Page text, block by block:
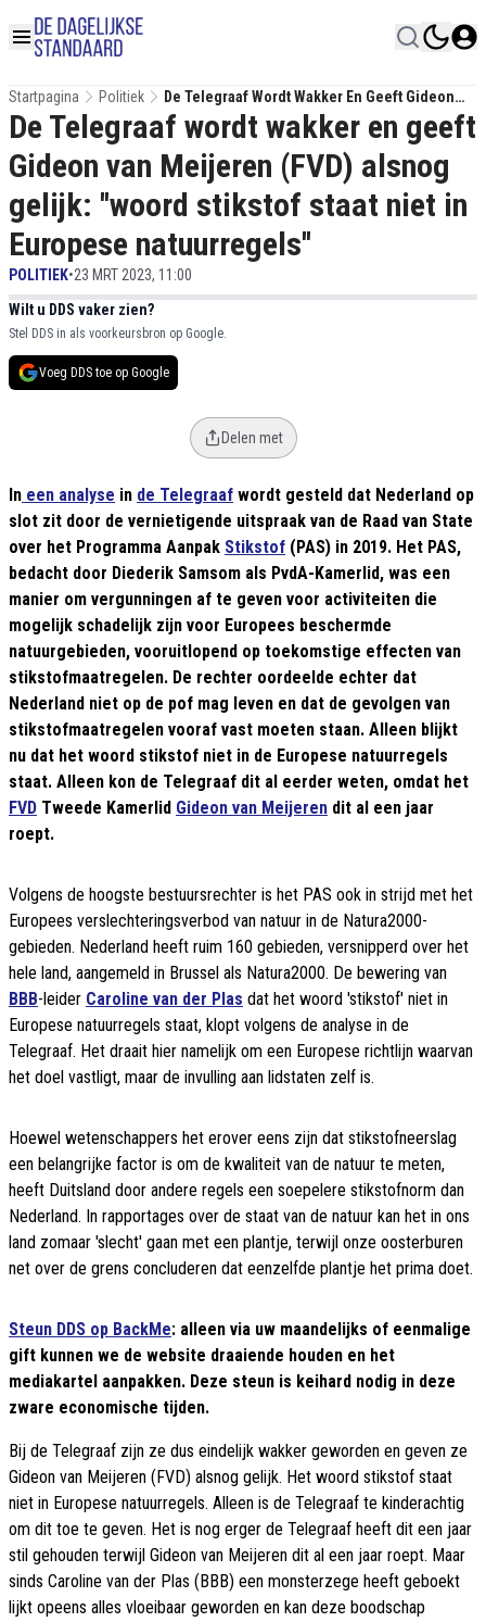
Startpagina Politiek
De Telegraaf Wordt Wakker En Geeft Gideon
Van Meijeren (FVD) Alsnog Gelijk: ''woord
Stikstof Staat Niet In Europese Natuurregels''
De Telegraaf wordt wakker en geeft
Gideon van Meijeren (FVD) alsnog
gelijk: ''woord stikstof staat niet in
Europese natuurregels''
POLITIEK•23 MRT 2023, 11:00
Wilt u DDS vaker zien?
Stel DDS in als voorkeursbron op Google.
Voeg DDS toe op Google
Delen met
In een analyse in de Telegraaf wordt gesteld dat Nederland op
slot zit door de vernietigende uitspraak van de Raad van State
over het Programma Aanpak Stikstof (PAS) in 2019. Het PAS,
bedacht door Diederik Samsom als PvdA-Kamerlid, was een
manier om vergunningen af te geven voor activiteiten die
mogelijk schadelijk zijn voor Europees beschermde
natuurgebieden, vooruitlopend op toekomstige effecten van
stikstofmaatregelen. De rechter oordeelde echter dat
Nederland niet op de pof mag leven en dat de gevolgen van
stikstofmaatregelen vooraf vast moeten staan. Alleen blijkt
nu dat het woord stikstof niet in de Europese natuurregels
staat. Alleen kon de Telegraaf dit al eerder weten, omdat het
FVD Tweede Kamerlid Gideon van Meijeren dit al een jaar
roept.
Volgens de hoogste bestuursrechter is het PAS ook in strijd met het
Europees verslechteringsverbod van natuur in de Natura2000-
gebieden. Nederland heeft ruim 160 gebieden, versnipperd over het
hele land, aangemeld in Brussel als Natura2000. De bewering van
BBB-leider Caroline van der Plas dat het woord 'stikstof' niet in
Europese natuurregels staat, klopt volgens de analyse in de
Telegraaf. Het draait hier namelijk om een Europese richtlijn waarvan
het doel vastligt, maar de invulling aan lidstaten zelf is.
Hoewel wetenschappers het erover eens zijn dat stikstofneerslag
een belangrijke factor is om de kwaliteit van de natuur te meten,
heeft Duitsland door andere regels een soepelere stikstofnorm dan
Nederland. In rapportages over de staat van de natuur kan het in ons
land zomaar 'slecht' gaan met een plantje, terwijl onze oosterburen
net over de grens concluderen dat eenzelfde plantje het prima doet.
Steun DDS op BackMe: alleen via uw maandelijks of eenmalige
gift kunnen we de website draaiende houden en het
mediakartel aanpakken. Deze steun is keihard nodig in deze
zware economische tijden.
Bij de Telegraaf zijn ze dus eindelijk wakker geworden en geven ze
Gideon van Meijeren (FVD) alsnog gelijk. Het woord stikstof staat
niet in Europese natuurregels. Alleen is de Telegraaf te kinderachtig
om dit toe te geven. Het is nog erger de Telegraaf heeft dit een jaar
stil gehouden terwijl Gideon van Meijeren dit al een jaar roept. Maar
sinds Caroline van der Plas (BBB) een monsterzege heeft geboekt
lijkt opeens alles vloeibaar geworden en kan deze boodschap